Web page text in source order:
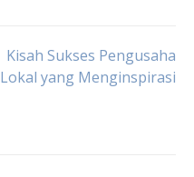
Kisah Sukses Pengusaha
Lokal yang Menginspirasi